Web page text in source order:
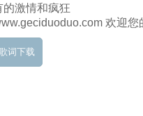
的激情和疯狂
欢迎您
词下载